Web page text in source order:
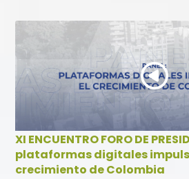
XI ENCUENTRO FORO DE
plataformas digitales
crecimiento de Colombia